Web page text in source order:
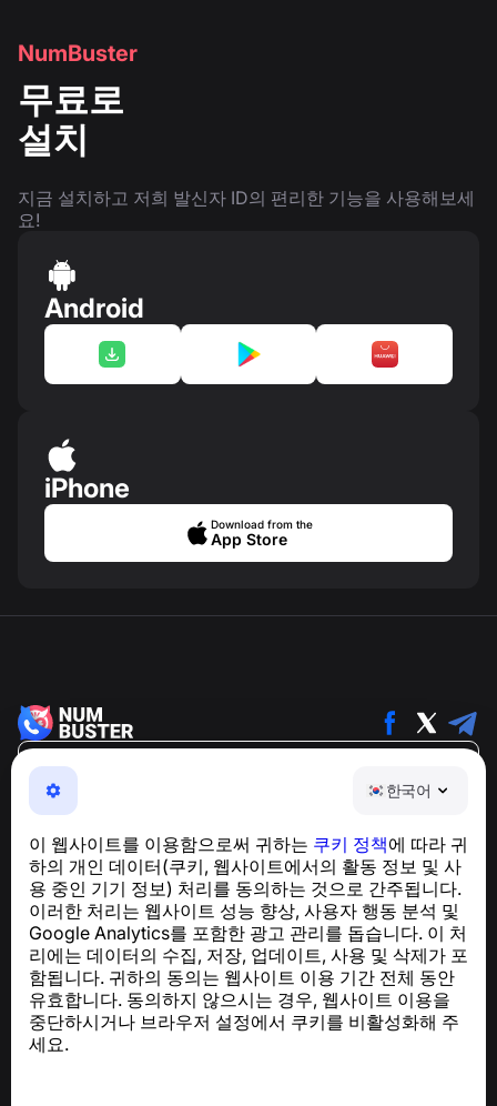
한국어
이 웹사이트를 이용함으로써 귀하는 쿠키 정책에 따라 귀
하의 개인 데이터(쿠키, 웹사이트에서의 활동 정보 및 사
용 중인 기기 정보) 처리를 동의하는 것으로 간주됩니다.
이러한 처리는 웹사이트 성능 향상, 사용자 행동 분석 및
Google Analytics를 포함한 광고 관리를 돕습니다. 이 처
리에는 데이터의 수집, 저장, 업데이트, 사용 및 삭제가 포
함됩니다. 귀하의 동의는 웹사이트 이용 기간 전체 동안
유효합니다. 동의하지 않으시는 경우, 웹사이트 이용을
중단하시거나 브라우저 설정에서 쿠키를 비활성화해 주
세요.
NumBuster
무료로
설치
지금 설치하고 저희 발신자 ID의 편리한 기능을 사용해보세
요!
Android
iPhone
Download from the
App Store
NumBuster © 2013—2026 ·
support@numbuster.com
하는 간편한 앱
GDPR 준수 관련 문의:support@numbuster.com
도움말 센터
뉴스 및 기사
프로젝트 소개
연락처